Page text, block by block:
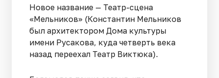
Новое название — Театр-сцена
«Мельников» (Константин Мельников
был архитектором Дома культуры
имени Русакова, куда четверть века
назад переехал Театр Виктюка).